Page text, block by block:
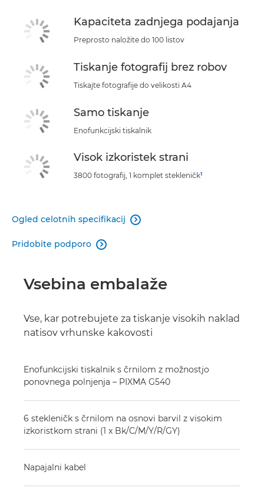
Kapaciteta zadnjega podajanja
Preprosto naložite do 100 listov
Tiskanje fotografij brez robov
Tiskajte fotografije do velikosti A4
Samo tiskanje
Enofunkcijski tiskalnik
Visok izkoristek strani
3800 fotografij, 1 komplet stekleničk1
Ogled celotnih specifikacij 
Pridobite podporo 
Vsebina embalaže
Vse, kar potrebujete za tiskanje visokih naklad
natisov vrhunske kakovosti
Enofunkcijski tiskalnik s črnilom z možnostjo
ponovnega polnjenja – PIXMA G540
6 stekleničk s črnilom na osnovi barvil z visokim
izkoristkom strani (1 x Bk/C/M/Y/R/GY)
Napajalni kabel